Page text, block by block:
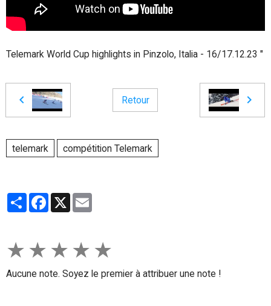
Telemark World Cup highlights in Pinzolo, Italia - 16/17.12.23 "
Retour
telemark compétition Telemark
PartagerFacebook
X
★ ★ ★ ★ ★
Aucune note. Soyez le premier à attribuer une note !